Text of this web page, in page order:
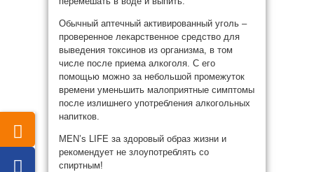
Обычный аптечный активированный уголь –
проверенное лекарственное средство для
выведения токсинов из организма, в том
числе после приема алкоголя. С его
помощью можно за небольшой промежуток
времени уменьшить малоприятные симптомы
после излишнего употребления алкогольных
напитков.
MEN’s LIFE за здоровый образ жизни и
рекомендует не злоупотреблять со
спиртным!